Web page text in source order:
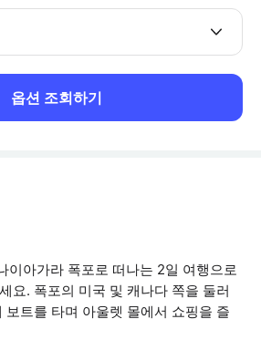
옵션 조회하기
이아가라 폭포로 떠나는 2일 여행으로
요. 폭포의 미국 및 캐나다 쪽을 둘러
보트를 타며 아울렛 몰에서 쇼핑을 즐